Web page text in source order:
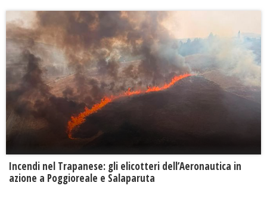
Incendi nel Trapanese: gli elicotteri dell’Aeronautica in
azione a Poggioreale e Salaparuta